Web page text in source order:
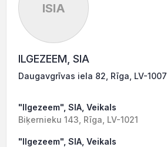
ISIA
ILGEZEEM, SIA
Daugavgrīvas iela 82, Rīga, LV-1007
"Ilgezeem", SIA, Veikals
Biķernieku 143, Rīga, LV-1021
"Ilgezeem", SIA, Veikals